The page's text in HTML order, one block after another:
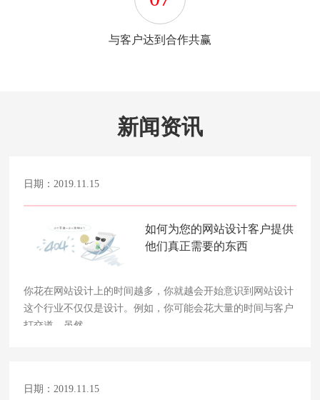
与客户达到合作共赢
新闻资讯
日期：2019.11.15
如何为您的网站设计客户提供
他们真正需要的东西
你花在网站设计上的时间越多，你就越会开始意识到网站设计
这个行业不仅仅是设计。例如，你可能会花大量的时间与客户
打交道，虽然……
日期：2019.11.15